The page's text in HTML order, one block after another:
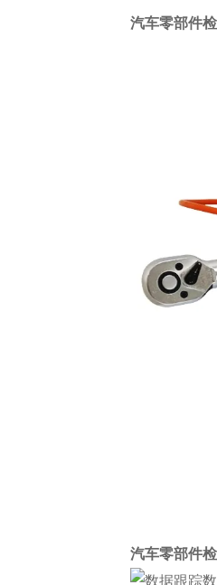
汽车零部件
汽车零部件